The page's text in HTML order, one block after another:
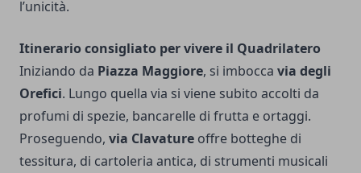
l’unicità.
Itinerario consigliato per vivere il Quadrilatero
Iniziando da Piazza Maggiore, si imbocca via degli
Orefici. Lungo quella via si viene subito accolti da
profumi di spezie, bancarelle di frutta e ortaggi.
Proseguendo, via Clavature offre botteghe di
tessitura, di cartoleria antica, di strumenti musicali